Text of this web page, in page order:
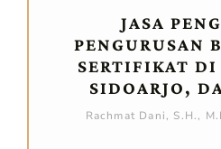
JASA
PENGURUSAN
SERTIFIKAT DI
SIDOARJO,
Rachmat Dani, S.H.,